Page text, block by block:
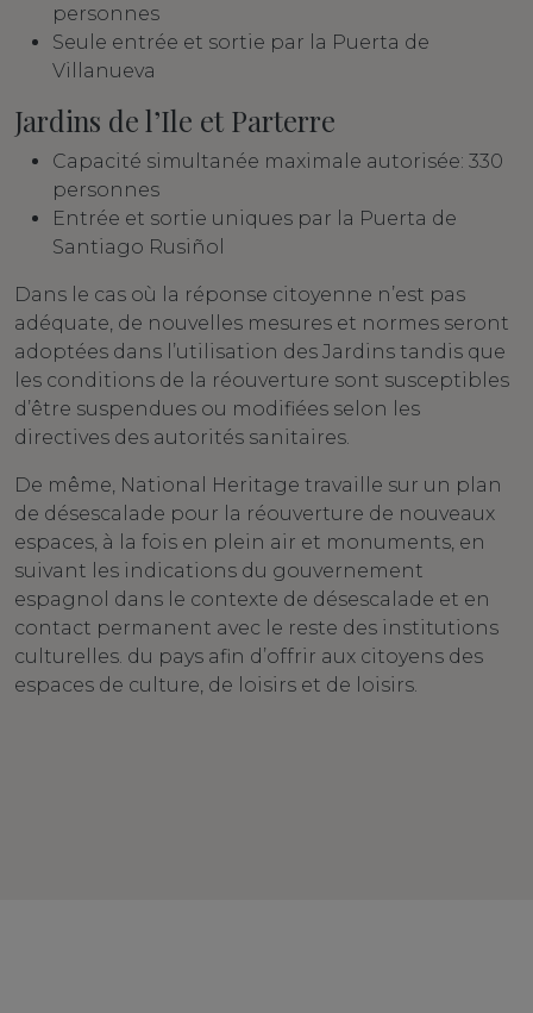
personnes
Seule entrée et sortie par la Puerta de
Villanueva
Jardins de l’Ile et Parterre
Capacité simultanée maximale autorisée: 330
personnes
Entrée et sortie uniques par la Puerta de
Santiago Rusiñol
Dans le cas où la réponse citoyenne n’est pas
adéquate, de nouvelles mesures et normes seront
adoptées dans l’utilisation des Jardins tandis que
les conditions de la réouverture sont susceptibles
d’être suspendues ou modifiées selon les
directives des autorités sanitaires.
De même, National Heritage travaille sur un plan
de désescalade pour la réouverture de nouveaux
espaces, à la fois en plein air et monuments, en
suivant les indications du gouvernement
espagnol dans le contexte de désescalade et en
contact permanent avec le reste des institutions
culturelles. du pays afin d’offrir aux citoyens des
espaces de culture, de loisirs et de loisirs.